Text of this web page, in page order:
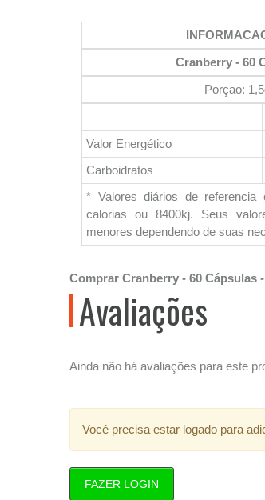
Cranberry - 60
Porçao:
Valor Energético
Carboidratos
* Valores diários de
calorias ou 8400kj. Seus
menores dependendo de suas
Comprar Cranberry - 60 Cápsulas
Avaliações
Ainda não há avaliações para este
Você precisa estar logado para
FAZER LOGIN